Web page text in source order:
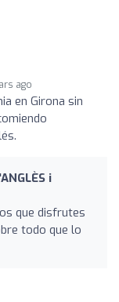
ago
en Girona sin
i
que disfrutes
todo que lo